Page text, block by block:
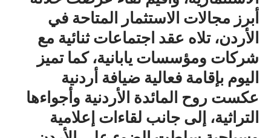
أبرز مجالات الاستثمار المتاحة في
الأردن، تلاه عقد اجتماعات ثنائية مع
شركات ومؤسسات يابانية، كما تميز
اليوم بإقامة فعالية ضيافة أردنية
عكست روح المائدة الأردنية وأجواءها
التراثية، إلى جانب لقاءات إعلامية